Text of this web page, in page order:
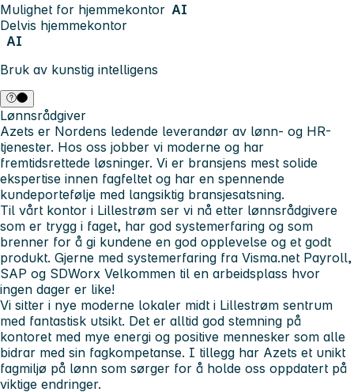
Mulighet for hjemmekontor AI
Delvis hjemmekontor
AI
Bruk av kunstig intelligens
Lønnsrådgiver
Azets er Nordens ledende leverandør av lønn- og HR-
tjenester. Hos oss jobber vi moderne og har
fremtidsrettede løsninger. Vi er bransjens mest solide
ekspertise innen fagfeltet og har en spennende
kundeportefølje med langsiktig bransjesatsning.
Til vårt kontor i Lillestrøm ser vi nå etter lønnsrådgivere
som er trygg i faget, har god systemerfaring og som
brenner for å gi kundene en god opplevelse og et godt
produkt. Gjerne med systemerfaring fra Visma.net Payroll,
SAP og SDWorx Velkommen til en arbeidsplass hvor
ingen dager er like!
Vi sitter i nye moderne lokaler midt i Lillestrøm sentrum
med fantastisk utsikt. Det er alltid god stemning på
kontoret med mye energi og positive mennesker som alle
bidrar med sin fagkompetanse. I tillegg har Azets et unikt
fagmiljø på lønn som sørger for å holde oss oppdatert på
viktige endringer.